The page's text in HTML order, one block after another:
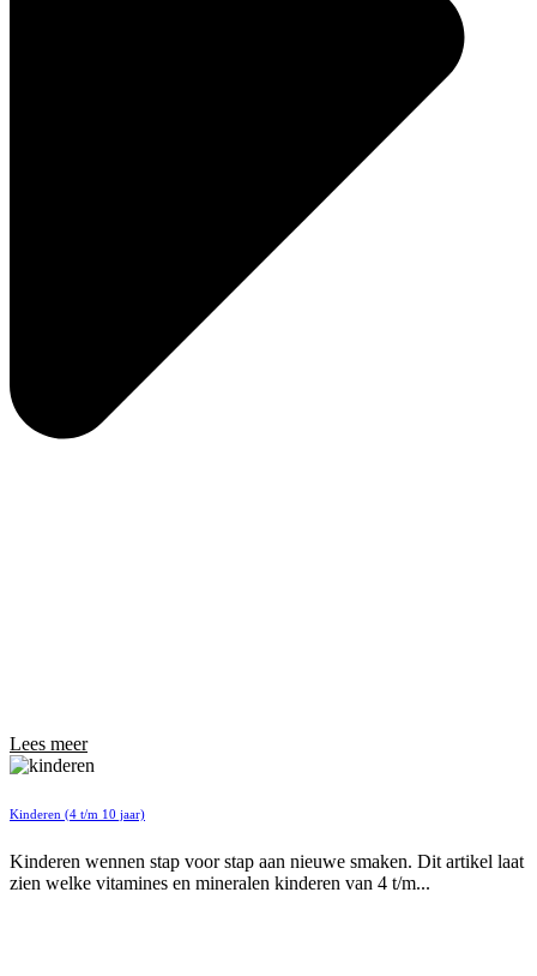
Lees meer
Kinderen (4 t/m 10 jaar)
Kinderen wennen stap voor stap aan nieuwe smaken. Dit artikel laat
zien welke vitamines en mineralen kinderen van 4 t/m...